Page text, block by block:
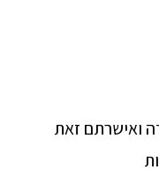
ואישרתם זאת